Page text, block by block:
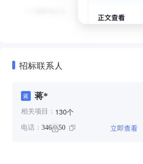
招标联系人
蒋 蒋*
相关项目： 130个
电话： 346**50 立即查看